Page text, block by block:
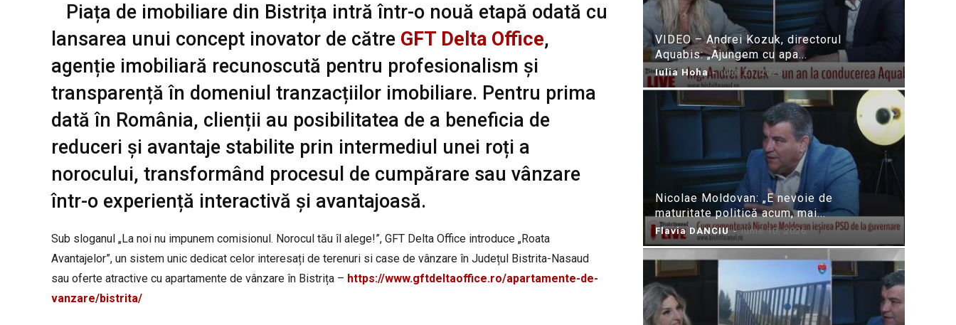
Piața de imobiliare din Bistrița intră într-o nouă etapă odată cu
lansarea unui concept inovator de către GFT Delta Office,
agenție imobiliară recunoscută pentru profesionalism și
transparență în domeniul tranzacțiilor imobiliare. Pentru prima
dată în România, clienții au posibilitatea de a beneficia de
reduceri și avantaje stabilite prin intermediul unei roți a
norocului, transformând procesul de cumpărare sau vânzare
într-o experiență interactivă și avantajoasă.
Sub sloganul „La noi nu impunem comisionul. Norocul tău îl alege!”, GFT Delta Office introduce „Roata
Avantajelor”, un sistem unic dedicat celor interesați de terenuri si case de vânzare în Județul Bistrita-Nasaud
sau oferte atractive cu apartamente de vânzare în Bistrița – https://www.gftdeltaoffice.ro/apartamente-de-
vanzare/bistrita/
VIDEO – Andrei Kozuk, directorul
Aquabis: „Ajungem cu apa...
Iulia Hoha - iulie 21, 2026
Nicolae Moldovan: „E nevoie de
maturitate politică acum, mai...
Flavia DANCIU - iunie 10, 2026